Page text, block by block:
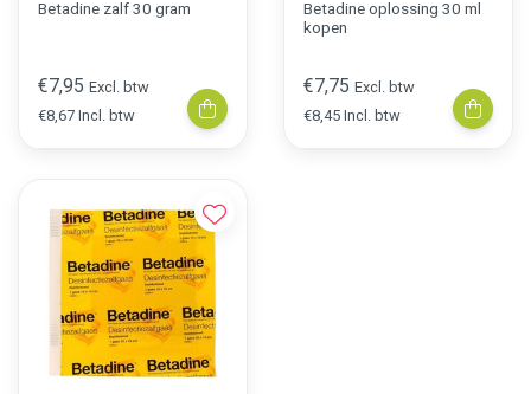
Betadine zalf 30 gram
€7,95 Excl. btw
€8,67 Incl. btw
Betadine oplossing 30 ml
kopen
€7,75 Excl. btw
€8,45 Incl. btw